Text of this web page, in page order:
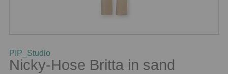
PIP_Studio
Nicky-Hose Britta in sand